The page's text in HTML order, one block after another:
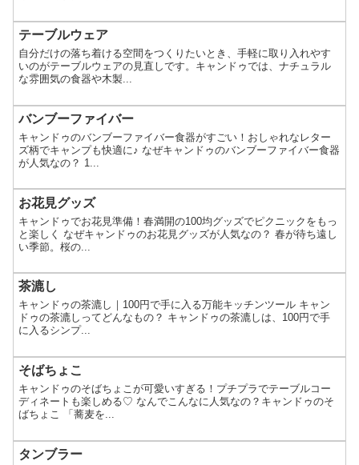
テーブルウェア
自分だけの落ち着ける空間をつくりたいとき、手軽に取り入れやす
いのがテーブルウェアの見直しです。キャンドゥでは、ナチュラル
な雰囲気の食器や木製...
バンブーファイバー
キャンドゥのバンブーファイバー食器がすごい！おしゃれなレター
ズ柄でキャンプも快適に♪ なぜキャンドゥのバンブーファイバー食器
が人気なの？ 1...
お花見グッズ
キャンドゥでお花見準備！春満開の100均グッズでピクニックをもっ
と楽しく なぜキャンドゥのお花見グッズが人気なの？ 春が待ち遠し
い季節。桜の...
茶漉し
キャンドゥの茶漉し｜100円で手に入る万能キッチンツール キャン
ドゥの茶漉しってどんなもの？ キャンドゥの茶漉しは、100円で手
に入るシンプ...
そばちょこ
キャンドゥのそばちょこが可愛いすぎる！プチプラでテーブルコー
ディネートも楽しめる♡ なんでこんなに人気なの？キャンドゥのそ
ばちょこ 「蕎麦を...
タンブラー